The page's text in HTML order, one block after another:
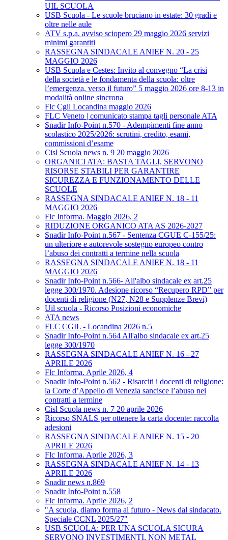
UIL SCUOLA
USB Scuola - Le scuole bruciano in estate: 30 gradi e
oltre nelle aule
ATV s.p.a. avviso sciopero 29 maggio 2026 servizi
minimi garantiti
RASSEGNA SINDACALE ANIEF N. 20 - 25
MAGGIO 2026
USB Scuola e Cestes: Invito al convegno “La crisi
della società e le fondamenta della scuola: oltre
l’emergenza, verso il futuro” 5 maggio 2026 ore 8-13 in
modalità online sincrona
Flc Cgil Locandina maggio 2026
FLC Veneto | comunicato stampa tagli personale ATA
Snadir Info-Point n.570 - Adempimenti fine anno
scolastico 2025/2026: scrutini, credito, esami,
commissioni d’esame
Cisl Scuola news n. 9 20 maggio 2026
ORGANICI ATA: BASTA TAGLI, SERVONO
RISORSE STABILI PER GARANTIRE
SICUREZZA E FUNZIONAMENTO DELLE
SCUOLE
RASSEGNA SINDACALE ANIEF N. 18 - 11
MAGGIO 2026
Flc Informa. Maggio 2026, 2
RIDUZIONE ORGANICO ATA AS 2026-2027
Snadir Info-Point n.567 - Sentenza CGUE C‑155/25:
un ulteriore e autorevole sostegno europeo contro
l’abuso dei contratti a termine nella scuola
RASSEGNA SINDACALE ANIEF N. 18 - 11
MAGGIO 2026
Snadir Info-Point n.566- All'albo sindacale ex art.25
legge 300/1970. Adesione ricorso “Recupero RPD” per
docenti di religione (N27, N28 e Supplenze Brevi)
Uil scuola - Ricorso Posizioni economiche
ATA news
FLC CGIL - Locandina 2026 n.5
Snadir Info-Point n.564 All'albo sindacale ex art.25
legge 300/1970
RASSEGNA SINDACALE ANIEF N. 16 - 27
APRILE 2026
Flc Informa. Aprile 2026, 4
Snadir Info-Point n.562 - Risarciti i docenti di religione:
la Corte d’Appello di Venezia sancisce l’abuso nei
contratti a termine
Cisl Scuola news n. 7 20 aprile 2026
Ricorso SNALS per ottenere la carta docente: raccolta
adesioni
RASSEGNA SINDACALE ANIEF N. 15 - 20
APRILE 2026
Flc Informa. Aprile 2026, 3
RASSEGNA SINDACALE ANIEF N. 14 - 13
APRILE 2026
Snadir news n.869
Snadir Info-Point n.558
Flc Informa. Aprile 2026, 2
"A scuola, diamo forma al futuro - News dal sindacato.
Speciale CCNL 2025/27"
USB SCUOLA: PER UNA SCUOLA SICURA
SERVONO INVESTIMENTI, NON METAL